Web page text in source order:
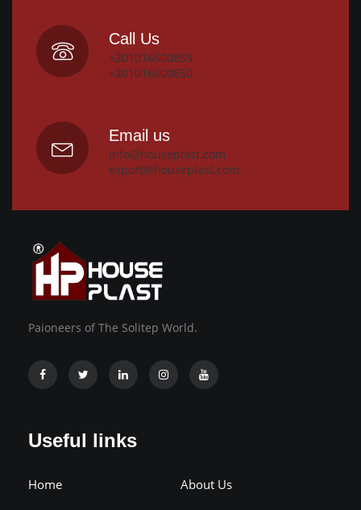
Call Us
+201016600853
+201016600850
Email us
info@houseplast.com
export@houseplast.com
Paioneers of The Solitep World.
Useful links
Home About Us